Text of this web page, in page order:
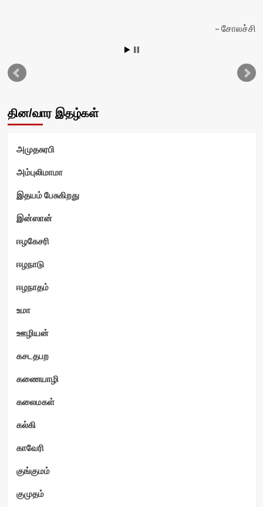
சோலச்சி
தின/வார இதழ்கள்
அமுதசுரபி
அம்புலிமாமா
இதயம் பேசுகிறது
இன்ஸான்
ஈழகேசரி
ஈழநாடு
ஈழநாதம்
உமா
ஊழியன்
கசடதபற
கணையாழி
கலைமகள்
கல்கி
காவேரி
குங்குமம்
குமுதம்